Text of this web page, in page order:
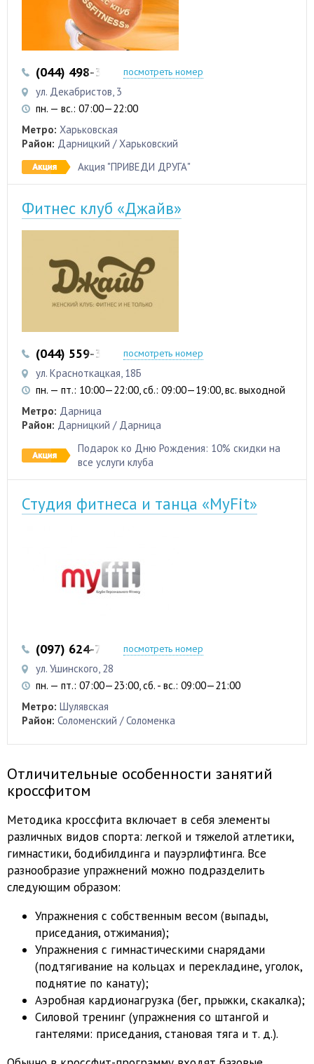
(044) 498-32-44 (067) 446-5-447
посмотреть номер
ул. Декабристов, 3
пн. — вс.: 07:00—22:00
Метро: Харьковская
Район: Дарницкий / Харьковский
Акция "ПРИВЕДИ ДРУГА"
Фитнес клуб «Джайв»
(044) 559-30-73 (063) 656-77-18
посмотреть номер
ул. Красноткацкая, 18Б
пн. — пт.: 10:00—22:00, сб.: 09:00—19:00, вс. выходной
Метро: Дарница
Район: Дарницкий / Дарница
Подарок ко Дню Рождения: 10% скидки на
все услуги клуба
Студия фитнеса и танца «MyFit»
(097) 624-74-35посмотреть номер
ул. Ушинского, 28
пн. — пт.: 07:00—23:00, сб. - вс.: 09:00—21:00
Метро: Шулявская
Район: Соломенский / Соломенка
Отличительные особенности занятий
кроссфитом
Методика кроссфита включает в себя элементы
различных видов спорта: легкой и тяжелой атлетики,
гимнастики, бодибилдинга и пауэрлифтинга. Все
разнообразие упражнений можно подразделить
следующим образом:
Упражнения с собственным весом (выпады,
приседания, отжимания);
Упражнения с гимнастическими снарядами
(подтягивание на кольцах и перекладине, уголок,
поднятие по канату);
Аэробная кардионагрузка (бег, прыжки, скакалка);
Силовой тренинг (упражнения со штангой и
гантелями: приседания, становая тяга и т. д.).